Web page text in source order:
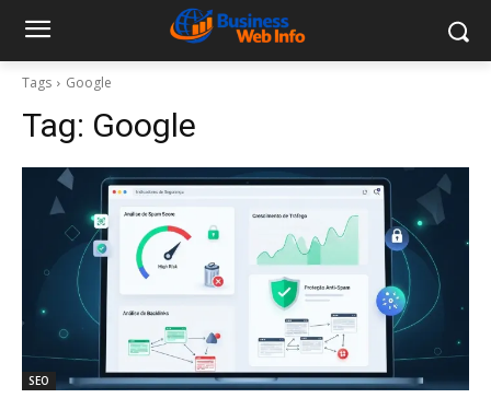
Tags Google
Tag: Google
SEO